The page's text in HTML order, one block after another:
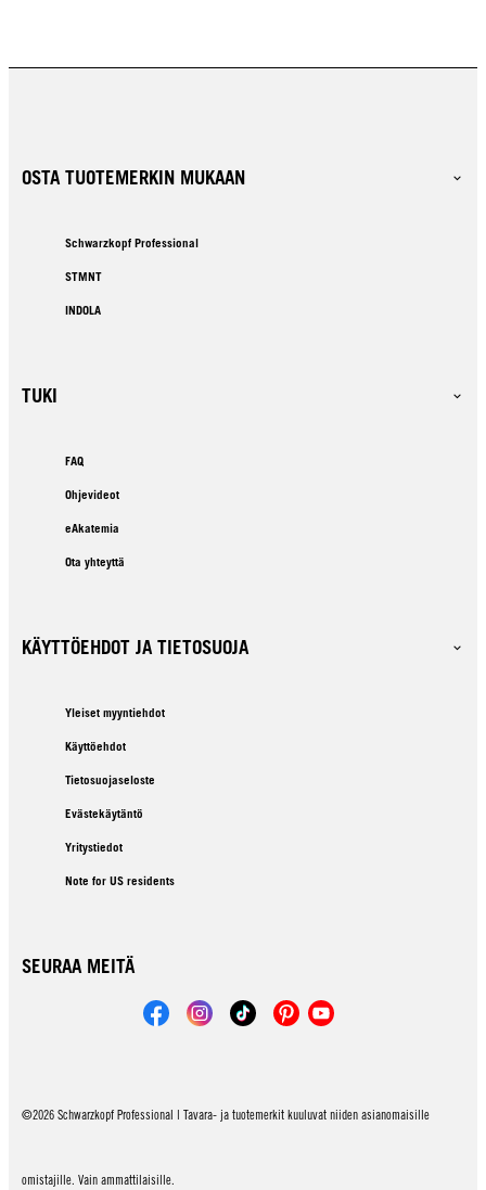
OSTA TUOTEMERKIN MUKAAN
Schwarzkopf Professional
STMNT
INDOLA
TUKI
FAQ
Ohjevideot
eAkatemia
Ota yhteyttä
KÄYTTÖEHDOT JA TIETOSUOJA
Yleiset myyntiehdot
Käyttöehdot
Tietosuojaseloste
Evästekäytäntö
Yritystiedot
Note for US residents
SEURAA MEITÄ
©2026 Schwarzkopf Professional | Tavara- ja tuotemerkit kuuluvat niiden asianomaisille
omistajille. Vain ammattilaisille.